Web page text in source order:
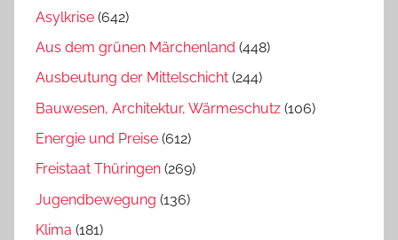
Asylkrise (642)
Aus dem grünen Märchenland (448)
Ausbeutung der Mittelschicht (244)
Bauwesen, Architektur, Wärmeschutz (106)
Energie und Preise (612)
Freistaat Thüringen (269)
Jugendbewegung (136)
Klima (181)